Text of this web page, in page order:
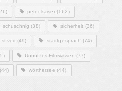
peter kaiser(162)
schuschnig (38) sicherheit (36)
st.veit(49) stadtgespräch (74)
Unnützes Filmwissen (77)
(44) wörthersee (44)